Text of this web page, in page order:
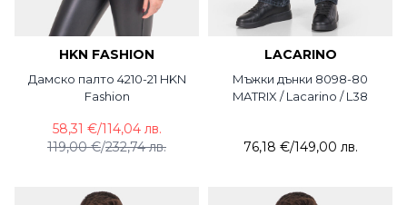
HKN FASHION
Дамско палто 4210-21 HKN
Fashion
119,00 €/232,74 лв.
58,31 €/114,04 лв.
LACARINO
Мъжки дънки 8098-80
MATRIX / Lacarino / L38
76,18 €/149,00 лв.